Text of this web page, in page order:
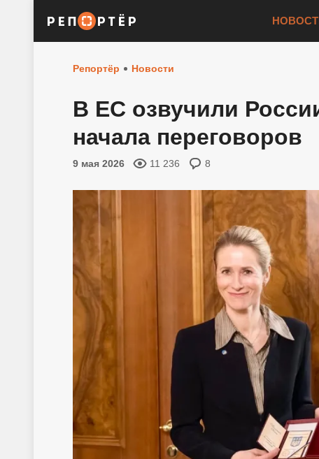
Репортёр Новости
В ЕС озвучили
начала переговоров
9 мая 2026 11 236 8